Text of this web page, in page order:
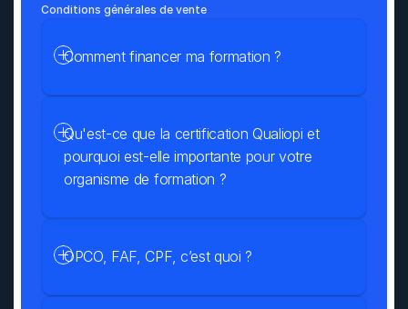
Conditions générales de vente
Qu'est-ce que la certification Qualiopi et
pourquoi est-elle importante pour votre
organisme de formation ?
Comment financer ma formation ?
OPCO, FAF, CPF, c’est quoi ?